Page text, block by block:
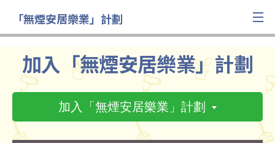
「無煙安居樂業」計劃
加入「無煙安居樂業」計劃
加入「無煙安居樂業」計劃